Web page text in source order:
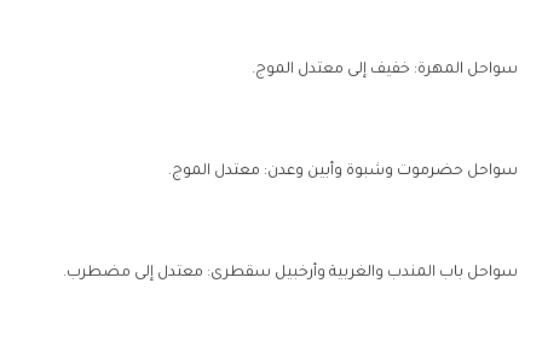
سواحل المهرة: خفيف إلى معتدل الموج.
سواحل حضرموت وشبوة وأبين وعدن: معتدل الموج.
سواحل باب المندب والغربية وأرخبيل سقطرى: معتدل إلى مضطرب.